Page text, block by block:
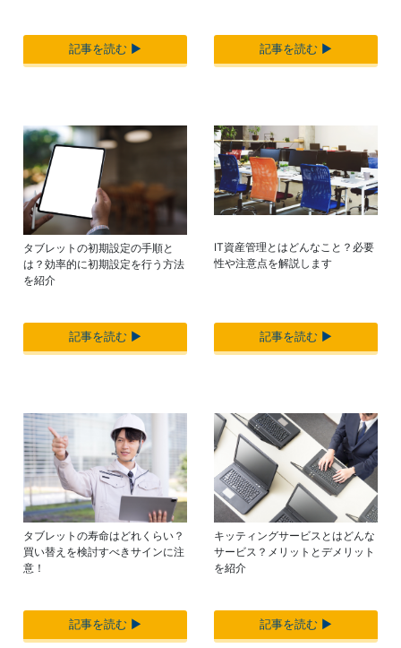
記事を読む ▶︎ 記事を読む ▶︎
タブレットの初期設定の手順と
は？効率的に初期設定を行う方法
を紹介
記事を読む ▶︎
IT資産管理とはどんなこと？必要
性や注意点を解説します
記事を読む ▶︎
タブレットの寿命はどれくらい？
買い替えを検討すべきサインに注
意！
記事を読む ▶︎
キッティングサービスとはどんな
サービス？メリットとデメリット
を紹介
記事を読む ▶︎